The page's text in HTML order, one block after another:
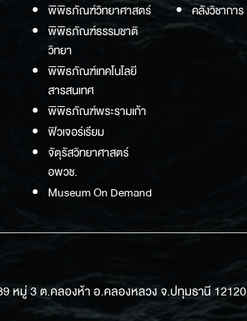
พิพิธภัณฑ์วิทยาศาสตร์
พิพิธภัณฑ์ธรรมชาติ
วิทยา
พิพิธภัณฑ์เทคโนโลยี
สารสนเทศ
พิพิธภัณฑ์พระรามเก้า
ฟิวเจอร์เรียม
จัตุรัสวิทยาศาสตร์
อพวช.
Museum On Demand
คลังวิชาการ
หมู่ 3 ต.คลองห้า อ.คลองหลวง จ.ปทุมธานี 12120